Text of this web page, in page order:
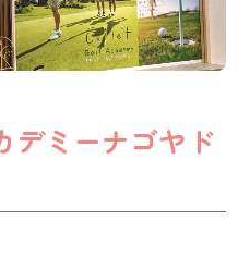
デミーナゴヤド